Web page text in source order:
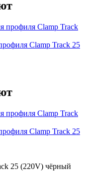
Clamp Track 25
Clamp Track 25